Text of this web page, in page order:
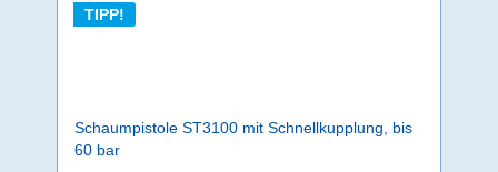
TIPP!
Schaumpistole ST3100 mit Schnellkupplung, bis
60 bar